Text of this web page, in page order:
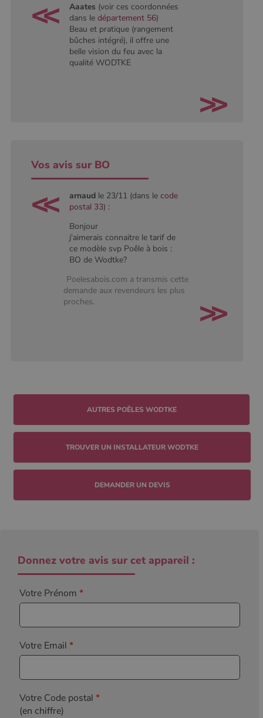
Aaates (voir ces coordonnées
dans ledépartement 56)
Beau et pratique (rangement
bûches intégré), il offre une
belle vision du feu avec la
qualité WODTKE
Vos avis sur BO
arnaud le 23/11 (dans lecode
postal 33) :
Bonjour
j'aimerais connaitre le tarif de
ce modèle svp Poêle à bois :
BO de Wodtke?
Poelesabois.com a transmis cette
demande aux revendeurs les plus
proches.
TROUVER UN INSTALLATEUR WODTKE
DEMANDER UN DEVIS
Donnez votre avis sur cet appareil :
Votre Prénom *
Votre Email *
Votre Code postal *
(en chiffre)